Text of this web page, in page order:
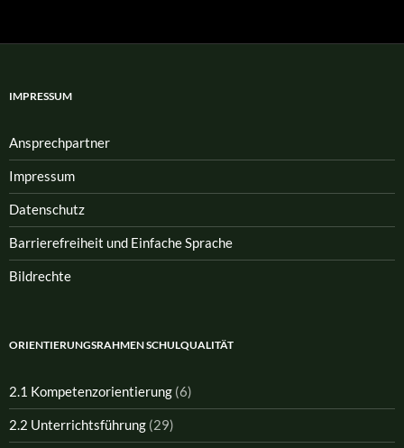
IMPRESSUM
Ansprech­partner
Impressum
Datenschutz
Barrierefreiheit und Einfache Sprache
Bildrechte
ORIENTIERUNGSRAHMEN SCHULQUALITÄT
2.1 Kompetenzorientierung (6)
2.2 Unterrichtsführung (29)